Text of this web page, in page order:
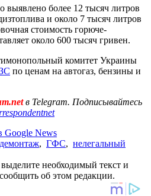
выявлено более 12 тысяч литров
и около 7 тысяч литров
стоимость горюче-
около 600 тысяч гривен.
комитет Украины
по ценам на автогаз, бензины и
в Telegram. Подписывайтесь
Google News
демонтаж, ГФС, нелегальный
необходимый текст и
об этом редакции.